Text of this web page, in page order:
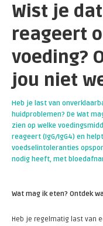
Wist je
reageert
voeding?
jou niet
Heb je last van
huidproblemen? De Wat
zien op welke
reageert (IgG/IgG4) en
voedselintoleranties
nodig heeft, met
Wat mag ik eten? Ontdek
Heb je regelmatig last van